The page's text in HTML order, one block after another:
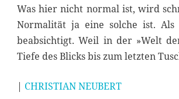
Was hier nicht normal ist, wird
Normalität ja eine solche ist.
beabsichtigt. Weil in der »Welt
Tiefe des Blicks bis zum letzten
| CHRISTIAN NEUBERT